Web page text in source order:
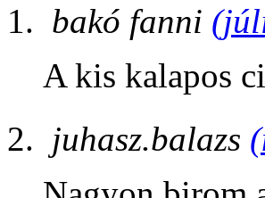
bakó fanni
A kis kalapos
juhasz.balazs